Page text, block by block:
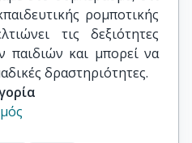
ρομποτικής
τις δεξιότητες
παιδιών και μπορεί να
δραστηριότητες.